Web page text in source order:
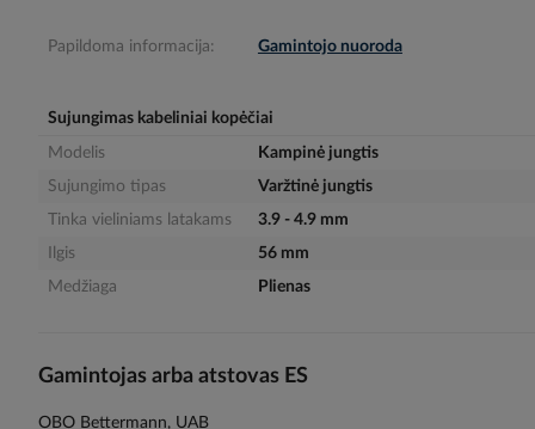
Papildoma informacija: Gamintojo nuoroda
Sujungimas kabeliniai kopėčiai
Modelis
Kampinė jungtis
Sujungimo tipas
Varžtinė jungtis
Tinka vieliniams latakams
3.9 - 4.9 mm
Ilgis
56 mm
Medžiaga
Plienas
Gamintojas arba atstovas ES
OBO Bettermann, UAB